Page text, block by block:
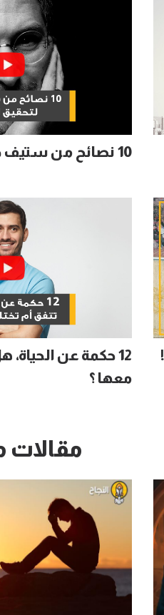
10 نصائح من ستيف جوبز لتحقيق النجاح
12 حكمة عن
معها ؟
مقالات